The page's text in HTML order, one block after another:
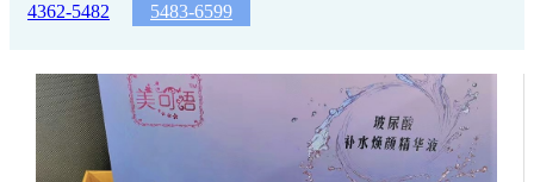
4362-5482
5483-6599